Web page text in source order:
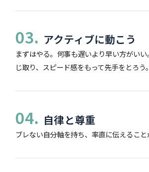
03. アクティブに動こう
まずはやる。何事も遅いより早い方がい
じ取り、スピード感をもって先手をとろう。
04. 自律と尊重
ブレない自分軸を持ち、率直に伝えること